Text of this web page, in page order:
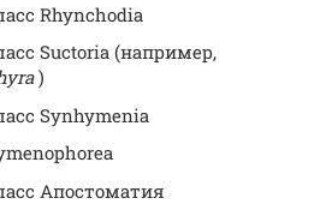
Rhynchodia
Suctoria (например,
)
Synhymenia
Апостоматия